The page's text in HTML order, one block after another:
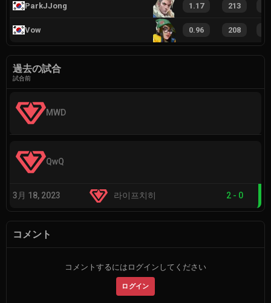
ParkJJong 1.17 213
Vow 0.96 208
過去の試合
試合前
MWD
QwQ
3月 18, 2023 라이프치히 2 - 0
コメント
コメントするにはログインしてください
ログイン